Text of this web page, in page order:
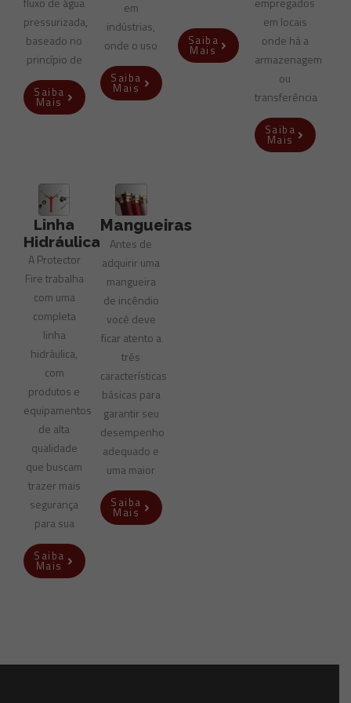
pressurizada,
baseado no
princípio de
Saiba
Mais
em
indústrias,
onde o uso
Saiba
Mais
Saiba
Mais
em locais
onde há a
armazenagem
ou
transferência
Saiba
Mais
Linha
Hidráulica
A Protector
Fire trabalha
com uma
completa
linha
hidráulica,
com
produtos e
equipamentos
de alta
qualidade
que buscam
trazer mais
segurança
para sua
Saiba
Mais
Mangueiras
Antes de
adquirir uma
mangueira
de incêndio
você deve
ficar atento a
três
características
básicas para
garantir seu
desempenho
adequado e
uma maior
Saiba
Mais